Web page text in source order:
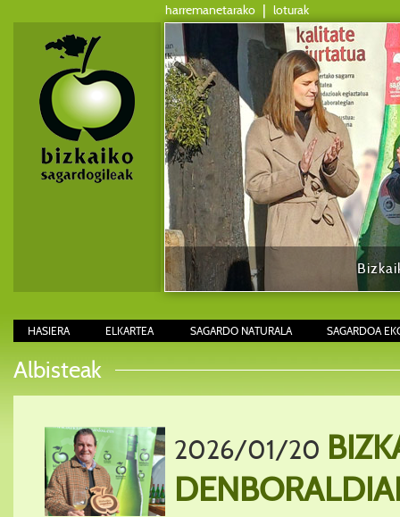
harremanetarako | loturak
HASIERA ELKARTEA SAGARDO NATURALA SAGARDOA
Albisteak
2026/01/20